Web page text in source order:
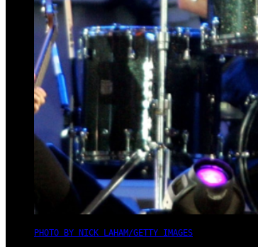
PHOTO BY NICK LAHAM/GETTY IMAGES